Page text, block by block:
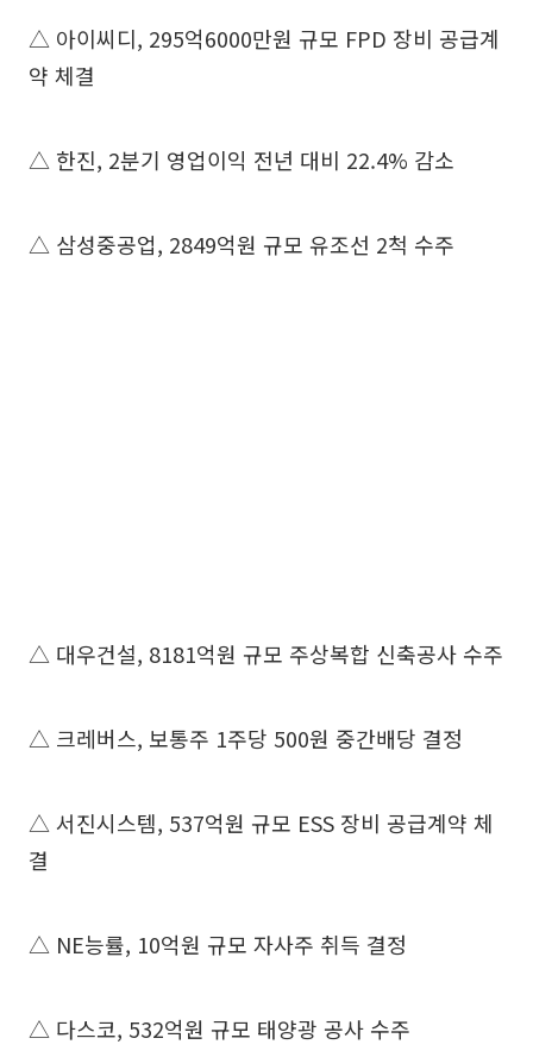
△ 아이씨디, 295억6000만원 규모 FPD 장비 공급계
약 체결
△ 한진, 2분기 영업이익 전년 대비 22.4% 감소
△ 삼성중공업, 2849억원 규모 유조선 2척 수주
△ 대우건설, 8181억원 규모 주상복합 신축공사 수주
△ 크레버스, 보통주 1주당 500원 중간배당 결정
△ 서진시스템, 537억원 규모 ESS 장비 공급계약 체
결
△ NE능률, 10억원 규모 자사주 취득 결정
△ 다스코, 532억원 규모 태양광 공사 수주